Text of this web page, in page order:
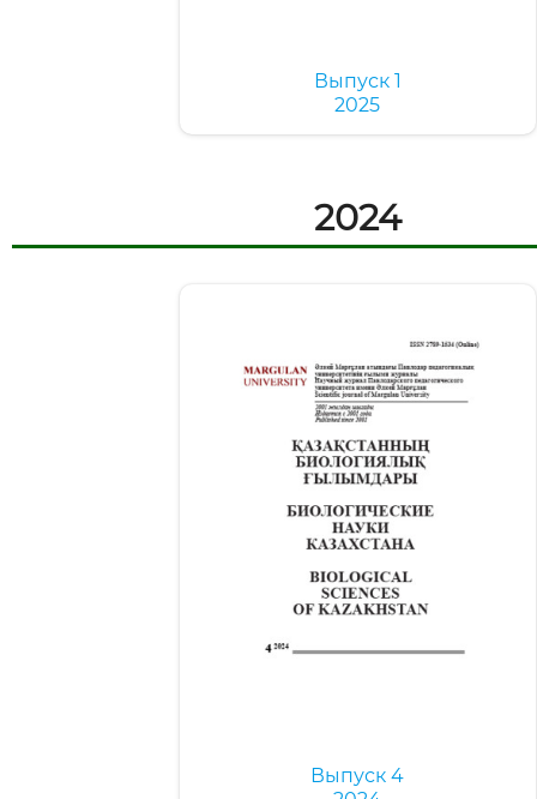
Выпуск 1
2025
2024
Выпуск 4